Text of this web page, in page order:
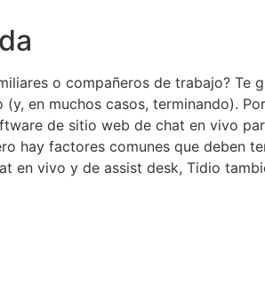
o compañeros de trabajo? Te
en muchos casos, terminando).
de sitio web de chat en vivo
hay factores comunes que deben
en vivo y de assist desk, Tidio